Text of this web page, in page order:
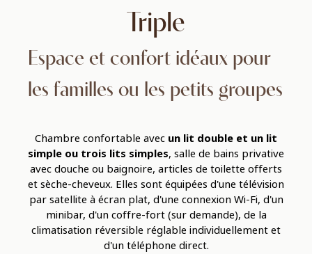
Triple
Espace et confort idéaux pour
les familles ou les petits groupes
Chambre confortable avec un lit double et un lit
simple ou trois lits simples, salle de bains privative
avec douche ou baignoire, articles de toilette offerts
et sèche-cheveux. Elles sont équipées d'une télévision
par satellite à écran plat, d'une connexion Wi-Fi, d'un
minibar, d'un coffre-fort (sur demande), de la
climatisation réversible réglable individuellement et
d'un téléphone direct.